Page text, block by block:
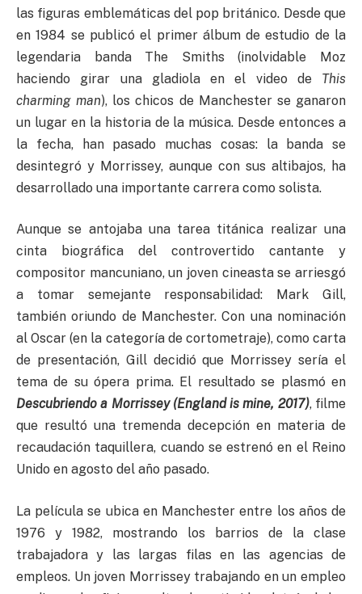
las figuras emblemáticas del pop británico. Desde que
en 1984 se publicó el primer álbum de estudio de la
legendaria banda The Smiths (inolvidable Moz
haciendo girar una gladiola en el video de This
charming man), los chicos de Manchester se ganaron
un lugar en la historia de la música. Desde entonces a
la fecha, han pasado muchas cosas: la banda se
desintegró y Morrissey, aunque con sus altibajos, ha
desarrollado una importante carrera como solista.
Aunque se antojaba una tarea titánica realizar una
cinta biográfica del controvertido cantante y
compositor mancuniano, un joven cineasta se arriesgó
a tomar semejante responsabilidad: Mark Gill,
también oriundo de Manchester. Con una nominación
al Oscar (en la categoría de cortometraje), como carta
de presentación, Gill decidió que Morrissey sería el
tema de su ópera prima. El resultado se plasmó en
Descubriendo a Morrissey (England is mine, 2017), filme
que resultó una tremenda decepción en materia de
recaudación taquillera, cuando se estrenó en el Reino
Unido en agosto del año pasado.
La película se ubica en Manchester entre los años de
1976 y 1982, mostrando los barrios de la clase
trabajadora y las largas filas en las agencias de
empleos. Un joven Morrissey trabajando en un empleo